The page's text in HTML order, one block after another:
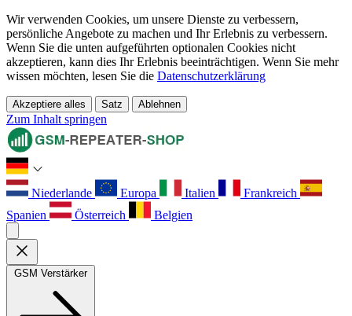
Wir verwenden Cookies, um unsere Dienste zu verbessern,
persönliche Angebote zu machen und Ihr Erlebnis zu verbessern.
Wenn Sie die unten aufgeführten optionalen Cookies nicht
akzeptieren, kann dies Ihr Erlebnis beeinträchtigen. Wenn Sie mehr
wissen möchten, lesen Sie die Datenschutzerklärung
Akzeptiere alles Satz Ablehnen
Zum Inhalt springen
Niederlande Europa Italien
Frankreich
Spanien
Österreich Belgien
GSM Verstärker